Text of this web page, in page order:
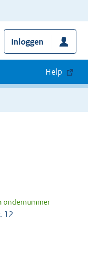
Inloggen
Help
ondernummer
12